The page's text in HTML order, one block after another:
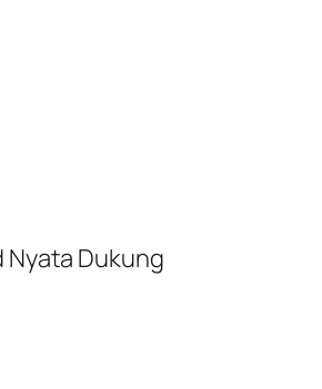
Nyata Dukung